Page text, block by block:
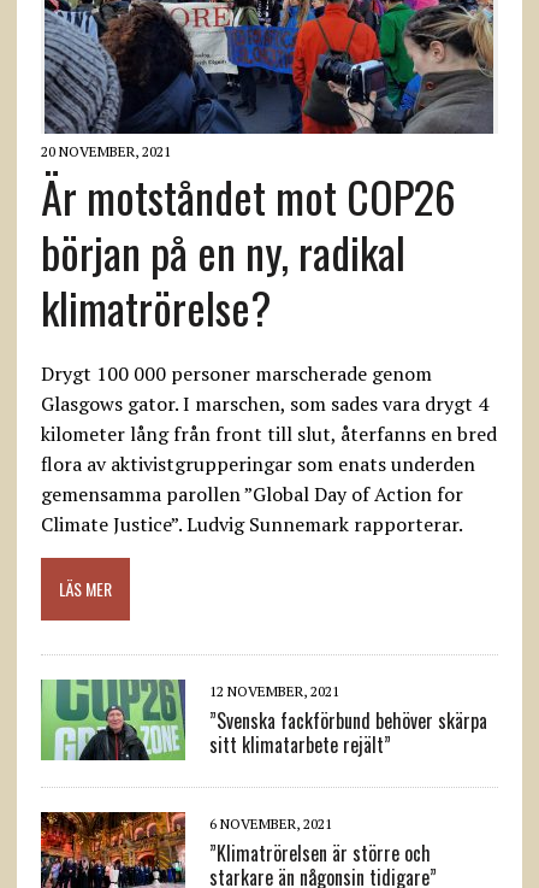
20 NOVEMBER, 2021
Är motståndet mot COP26
början på en ny, radikal
klimatrörelse?
Drygt 100 000 personer marscherade genom
Glasgows gator. I marschen, som sades vara drygt 4
kilometer lång från front till slut, återfanns en bred
flora av aktivistgrupperingar som enats underden
gemensamma parollen ”Global Day of Action for
Climate Justice”. Ludvig Sunnemark rapporterar.
LÄS MER
12 NOVEMBER, 2021
”Svenska fackförbund behöver skärpa
sitt klimatarbete rejält”
6 NOVEMBER, 2021
”Klimatrörelsen är större och
starkare än någonsin tidigare”